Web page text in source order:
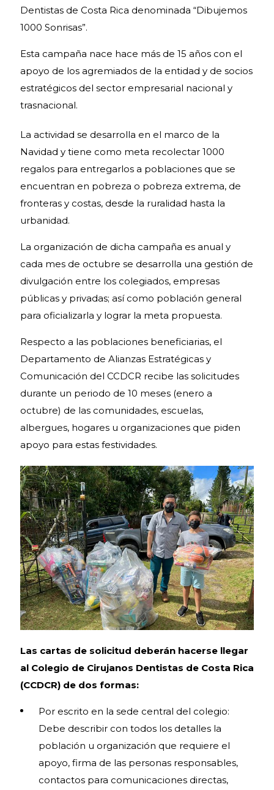
Dentistas de Costa Rica denominada “Dibujemos
1000 Sonrisas”.
Esta campaña nace hace más de 15 años con el
apoyo de los agremiados de la entidad y de socios
estratégicos del sector empresarial nacional y
trasnacional.
La actividad se desarrolla en el marco de la
Navidad y tiene como meta recolectar 1000
regalos para entregarlos a poblaciones que se
encuentran en pobreza o pobreza extrema, de
fronteras y costas, desde la ruralidad hasta la
urbanidad.
La organización de dicha campaña es anual y
cada mes de octubre se desarrolla una gestión de
divulgación entre los colegiados, empresas
públicas y privadas; así como población general
para oficializarla y lograr la meta propuesta.
Respecto a las poblaciones beneficiarias, el
Departamento de Alianzas Estratégicas y
Comunicación del CCDCR recibe las solicitudes
durante un periodo de 10 meses (enero a
octubre) de las comunidades, escuelas,
albergues, hogares u organizaciones que piden
apoyo para estas festividades.
Las cartas de solicitud deberán hacerse llegar
al Colegio de Cirujanos Dentistas de Costa Rica
(CCDCR) de dos formas:
Por escrito en la sede central del colegio:
Debe describir con todos los detalles la
población u organización que requiere el
apoyo, firma de las personas responsables,
contactos para comunicaciones directas,